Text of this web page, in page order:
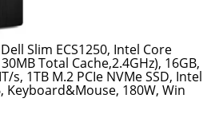
Slim ECS1250, Intel Core
Total Cache,2.4GHz), 16GB,
s, 1TB M.2 PCIe NVMe SSD, Intel
Keyboard&Mouse, 180W, Win